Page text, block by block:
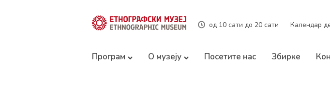
од 10 сати до 20 сати Календар
Програм О музеју Посетите нас Збирке